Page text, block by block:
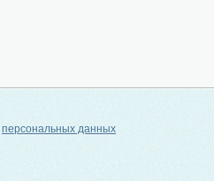
персональных данных